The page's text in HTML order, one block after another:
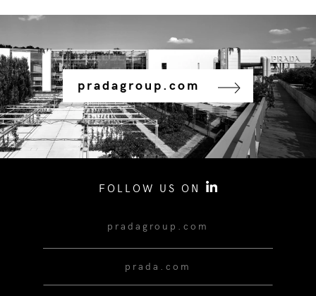
pradagroup.com
FOLLOW US ON
pradagroup.com
prada.com